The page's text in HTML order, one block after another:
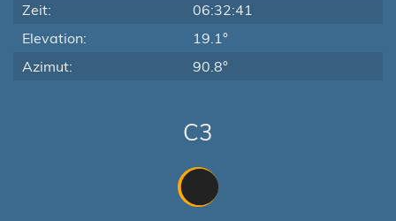
Zeit:
06:32:41
Elevation:
19.1°
Azimut:
90.8°
C3